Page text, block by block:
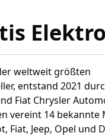
weltweit größten
entstand 2021
Fiat Chrysler
vereint 14 bekannte
Fiat, Jeep, Opel und